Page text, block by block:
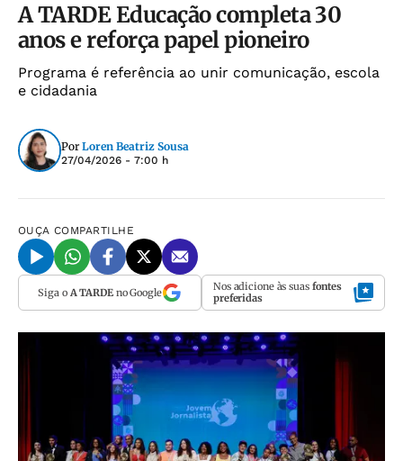
A TARDE Educação completa 30
anos e reforça papel pioneiro
Programa é referência ao unir comunicação, escola
e cidadania
Por Loren Beatriz Sousa
27/04/2026 - 7:00 h
OUÇA COMPARTILHE
Siga o A TARDEno Google Nos adicione às suas fontes
preferidas